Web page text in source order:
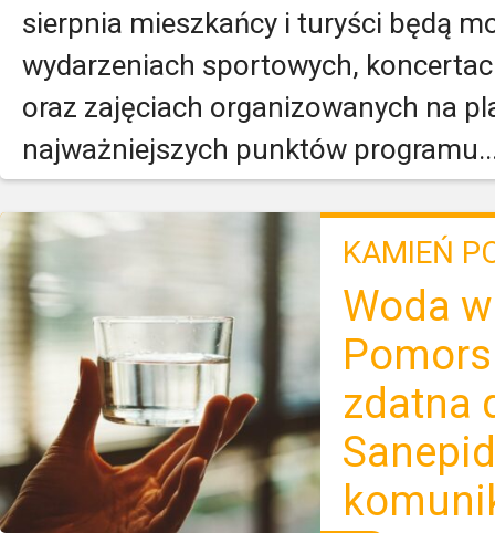
sierpnia mieszkańcy i turyści będą
wydarzeniach sportowych,
oraz zajęciach organizowanych na
najważniejszych punktów
KAMIEŃ
Woda
zdatna